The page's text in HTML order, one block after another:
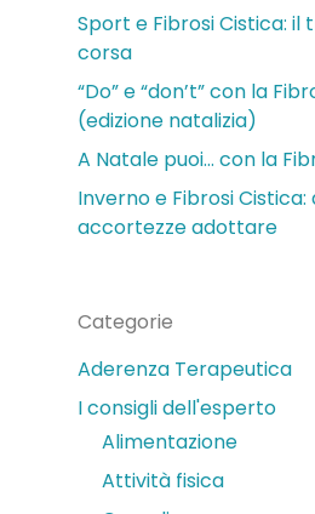
Sport e Fibrosi Cistica: il
corsa
“Do” e “don’t” con la
(edizione natalizia)
A Natale puoi… con la
Inverno e Fibrosi Cistica:
accortezze adottare
Categorie
Aderenza Terapeutica
I consigli dell'esperto
Alimentazione
Attività fisica